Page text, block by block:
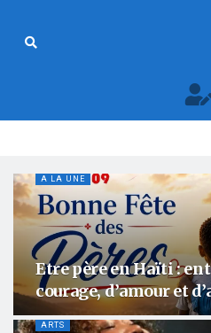
A LA UNE
Etre père en Haïti :
courage, d’amour et
ARTS